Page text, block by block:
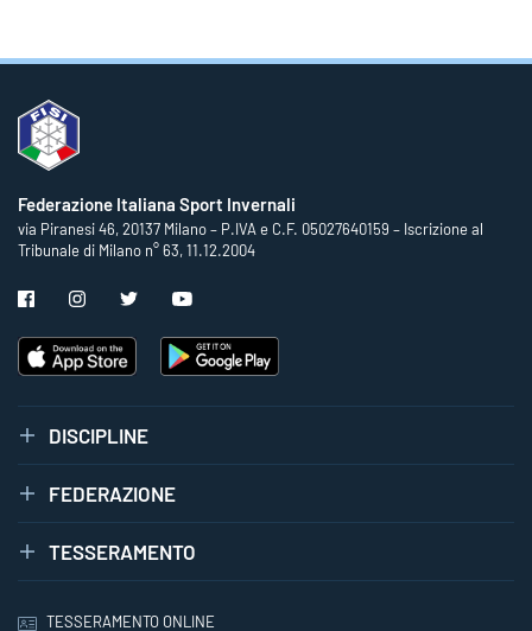
Federazione Italiana Sport Invernali
via Piranesi 46, 20137 Milano – P.IVA e C.F. 05027640159 – Iscrizione al
Tribunale di Milano n° 63, 11.12.2004
DISCIPLINE
FEDERAZIONE
TESSERAMENTO
TESSERAMENTO ONLINE